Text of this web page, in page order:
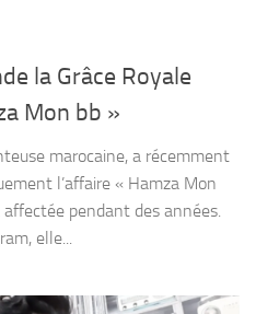
la Grâce Royale
Mon bb »
marocaine, a récemment
l’affaire « Hamza Mon
affectée pendant des années.
elle...